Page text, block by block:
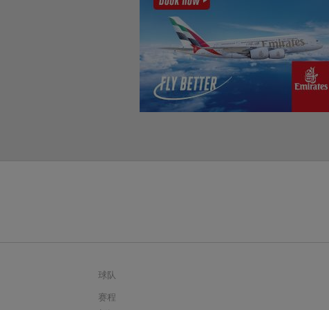
球队
赛程